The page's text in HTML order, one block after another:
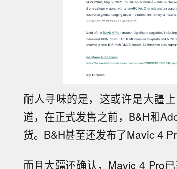
耐人寻味的是，这或许是大疆
道，在正式发售之前，B&H和
货。B&H甚至还发布了Mavic 4
而且大疆还确认，Mavic 4 Pro